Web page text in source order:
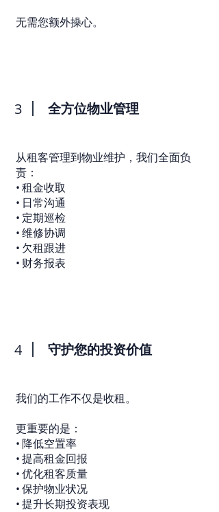
无需您额外操心。
3 全方位物业管理
从租客管理到物业维护，我们全面负
责：
• 租金收取
• 日常沟通
• 定期巡检
• 维修协调
• 欠租跟进
• 财务报表
4 守护您的投资价值
我们的工作不仅是收租。
更重要的是：
• 降低空置率
• 提高租金回报
• 优化租客质量
• 保护物业状况
• 提升长期投资表现